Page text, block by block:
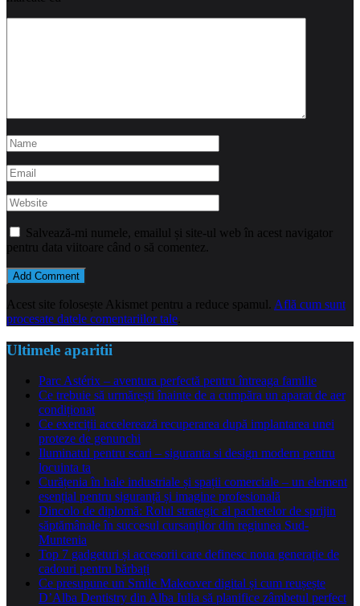
Salvează-mi numele, emailul și site-ul web în acest navigator
pentru data viitoare când o să comentez.
Acest site folosește Akismet pentru a reduce spamul. Află cum sunt
procesate datele comentariilor tale
Ultimele aparitii
Parc Astérix – aventura perfectă pentru întreaga familie
Ce trebuie să urmărești înainte de a cumpăra un aparat de aer
condiționat
Ce exerciții accelerează recuperarea după implantarea unei
proteze de genunchi
Iluminatul pentru scari – siguranta si design modern pentru
locuinta ta
Curățenia în hale industriale și spații comerciale – un element
esențial pentru siguranță și imagine profesională
Dincolo de diplomă: Rolul strategic al pachetelor de sprijin
săptămânale în succesul cursanților din regiunea Sud-
Muntenia
Top 7 gadgeturi și accesorii care definesc noua generație de
cadouri pentru bărbați
Ce presupune un Smile Makeover digital și cum reușește
D’Alba Dentistry din Alba Iulia să planifice zâmbetul perfect